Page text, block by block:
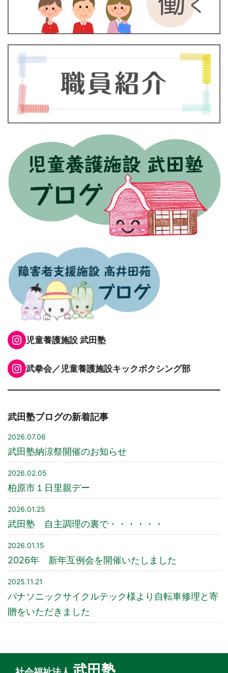
Instagram
児童養護施設 武田塾
Instagram
武拳会／児童養護施設キックボクシング部
武田塾ブログの新着記事
2026.07.06
武田塾納涼祭開催のお知らせ
2026.02.05
柏原市１日里親デー
2026.01.25
武田塾 自主調理の裏で・・・・・・
2026.01.15
2026年 新年互例会を開催いたしました
2025.11.21
パナソニックサイクルテック様より自転車修理と寄
贈をいただきました